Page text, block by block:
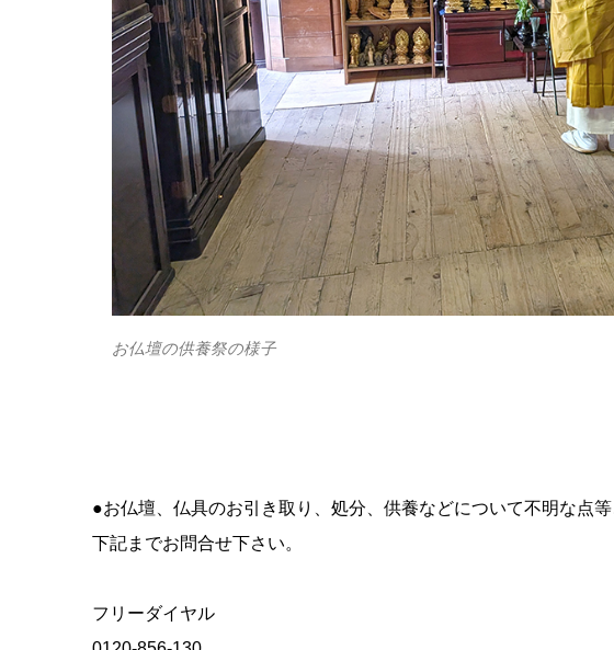
お仏壇の供養祭の様子
●お仏壇、仏具のお引き取り、処分、供養などについて不明な点等ございましたら
下記までお問合せ下さい。
フリーダイヤル
0120-856-130
電話：0494-24-4169